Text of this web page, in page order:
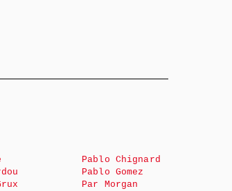
Pablo Chignard
Pablo Gomez
Par Morgan